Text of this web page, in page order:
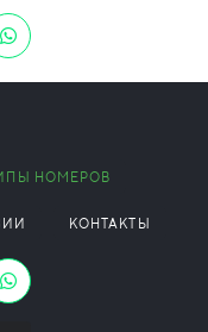
НОМЕРОВ
КОНТАКТЫ